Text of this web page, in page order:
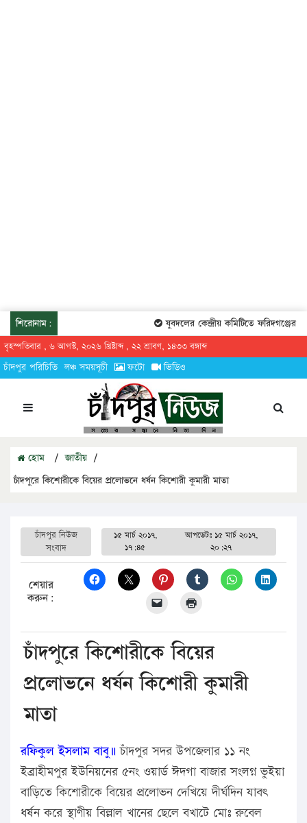
শিরোনাম: যুবদলের কেন্দ্রীয় কমিটিতে ফরিদগঞ্জের
বৃহস্পতিবার , ৬ আগস্ট, ২০২৬ খ্রিষ্টাব্দ , ২২ শ্রাবণ, ১৪৩৩ বঙ্গাব্দ
চাঁদপুর পরিচিতি লঞ্চ সময়সূচী ফটো ভিডিও
হোম / জাতীয় /
চাঁদপুরে কিশোরীকে বিয়ের প্রলোভনে ধর্ষন কিশোরী কুমারী মাতা
চাঁদপুর নিউজ
সংবাদ
১৫ মার্চ ২০১৭,
১৭:৪৫
আপডেটঃ ১৫ মার্চ ২০১৭,
২০:২৭
শেয়ার
করুন:
চাঁদপুরে কিশোরীকে বিয়ের
প্রলোভনে ধর্ষন কিশোরী কুমারী
মাতা
রফিকুল ইসলাম বাবু॥ চাঁদপুর সদর উপজেলার ১১ নং
ইব্রাহীমপুর ইউনিয়নের ৫নং ওয়ার্ড ঈদগা বাজার সংলগ্ন ভুইয়া
বাড়িতে কিশোরীকে বিয়ের প্রলোভন দেখিয়ে দীর্ঘদিন যাবৎ
ধর্ষন করে স্থাণীয় বিল্লাল খানের ছেলে বখাটে মোঃ রুবেল